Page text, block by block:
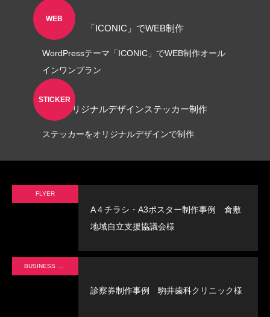
WEB
「ICONIC」でWEB制作
WordPressテーマ「ICONIC」でWEB制作オール
インワンプラン
STICKER
オリジナルデザインステッカー制作
ステッカーをオリジナルデザインで制作
FLYER
A４チラシ・A3ポスター制作事例 倉敷
地域自立支援協議会様
診察券制作事例 駒井歯科クリニック様